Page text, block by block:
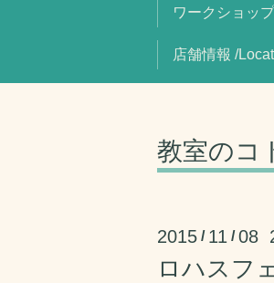
ワークショッ
店舗情報 /
教室のコ
2015 / 11 /08
ロハスフ